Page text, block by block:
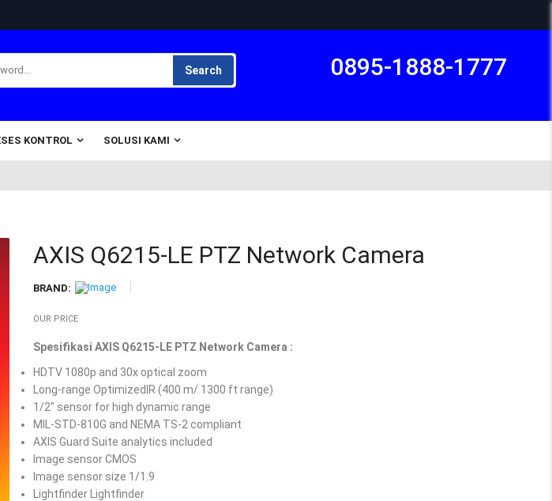
Search 0895-1888-1777
KONTROL SOLUSI KAMI
AXIS Q6215-LE PTZ Network Camera
BRAND:
OUR PRICE
Spesifikasi AXIS Q6215-LE PTZ Network Camera :
HDTV 1080p and 30x optical zoom
Long-range OptimizedIR (400 m/ 1300 ft range)
1/2″ sensor for high dynamic range
MIL-STD-810G and NEMA TS-2 compliant
AXIS Guard Suite analytics included
Image sensor CMOS
Image sensor size 1/1.9
Lightfinder Lightfinder